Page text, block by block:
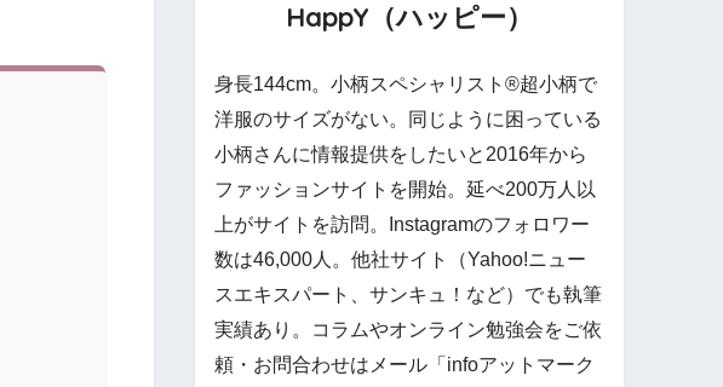
HappY（ハッピー）
身長144cm。小柄スペシャリスト®︎超小柄で
洋服のサイズがない。同じように困っている
小柄さんに情報提供をしたいと2016年から
ファッションサイトを開始。延べ200万人以
上がサイトを訪問。Instagramのフォロワー
数は46,000人。他社サイト（Yahoo!ニュー
スエキスパート、サンキュ！など）でも執筆
実績あり。コラムやオンライン勉強会をご依
頼・お問合わせはメール「infoアットマーク